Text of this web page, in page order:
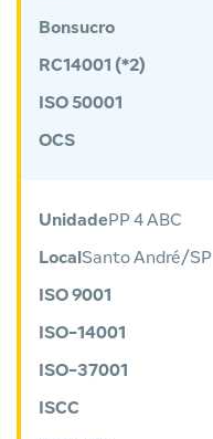
Bonsucro
RC14001 (*2)
ISO 50001
OCS
Unidade PP 4 ABC
Local Santo André/SP
ISO 9001
ISO-14001
ISO-37001
ISCC